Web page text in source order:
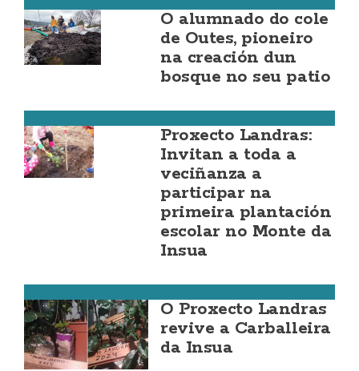
O alumnado do cole
de Outes, pioneiro
na creación dun
bosque no seu patio
Proxecto Landras:
Invitan a toda a
veciñanza a
participar na
primeira plantación
escolar no Monte da
Insua
O Proxecto Landras
revive a Carballeira
da Insua